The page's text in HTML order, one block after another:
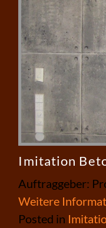
Imitation
Auftraggeber:
Weitere
Posted in